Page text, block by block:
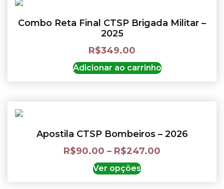
Combo Reta Final CTSP Brigada Militar –
2025
R$349.00
Adicionar ao carrinho
Apostila CTSP Bombeiros – 2026
R$90.00 – R$247.00
Ver opções